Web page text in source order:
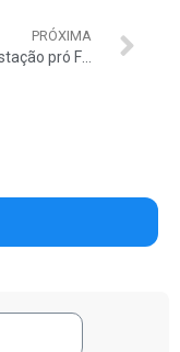
PRÓXIMA
Manifestação pró Ficha Limpa será amanhã